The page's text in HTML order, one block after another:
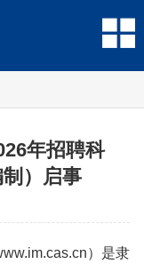
年招聘科
）启事
）是隶